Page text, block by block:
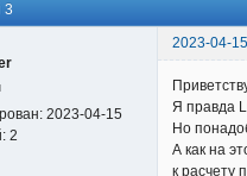
3
2023-04-
2023-04-15
2
Я правда
Но
А как на
к расчету